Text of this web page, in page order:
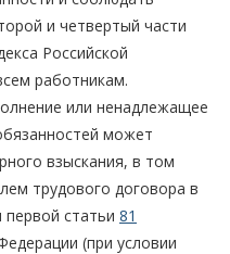
и четвертый части
Российской
работникам.
или ненадлежащее
может
взыскания, в том
трудового договора в
первой статьи 81
(при условии